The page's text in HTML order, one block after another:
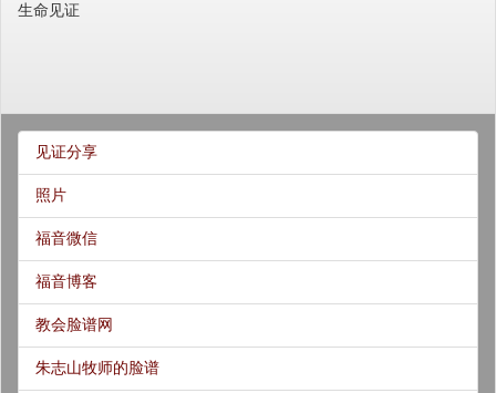
生命见证
见证分享
照片
福音微信
福音博客
教会脸谱网
朱志山牧师的脸谱